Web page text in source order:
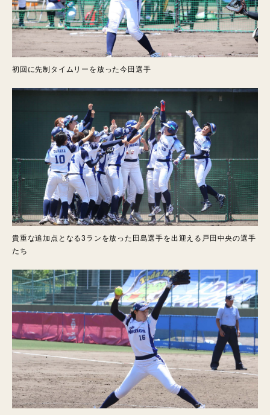
初回に先制タイムリーを放った今田選手
貴重な追加点となる3ランを放った田島選手を出迎える戸田中央の選手
たち